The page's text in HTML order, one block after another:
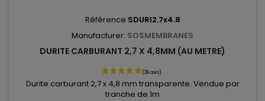
Référence SDURI2.7x4.8
Manufacturer: SOSMEMBRANES
DURITE CARBURANT 2,7 X 4,8MM (AU METRE)
Durite carburant 2,7 x 4,8 mm transparente. Vendue par
tranche de 1m